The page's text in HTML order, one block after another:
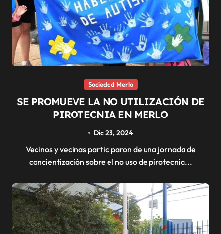
Sociedad Merlo
SE PROMUEVE LA NO UTILIZACIÓN DE
PIROTECNIA EN MERLO
Dic 23, 2024
Vecinos y vecinas participaron de una jornada de
concientización sobre el no uso de pirotecnia...